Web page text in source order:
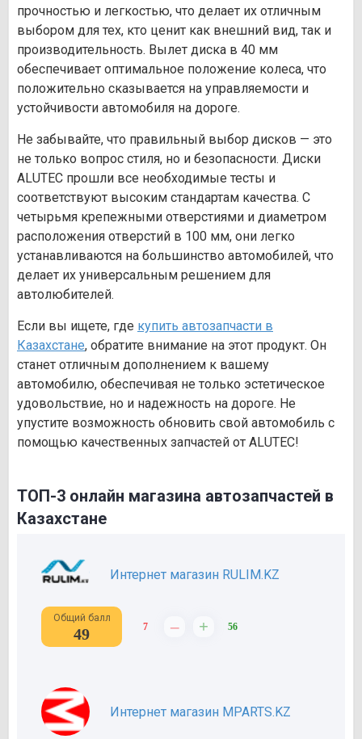
прочностью и легкостью, что делает их отличным
выбором для тех, кто ценит как внешний вид, так и
производительность. Вылет диска в 40 мм
обеспечивает оптимальное положение колеса, что
положительно сказывается на управляемости и
устойчивости автомобиля на дороге.
Не забывайте, что правильный выбор дисков — это
не только вопрос стиля, но и безопасности. Диски
ALUTEC прошли все необходимые тесты и
соответствуют высоким стандартам качества. С
четырьмя крепежными отверстиями и диаметром
расположения отверстий в 100 мм, они легко
устанавливаются на большинство автомобилей, что
делает их универсальным решением для
автолюбителей.
Если вы ищете, где купить автозапчасти в
Казахстане, обратите внимание на этот продукт. Он
станет отличным дополнением к вашему
автомобилю, обеспечивая не только эстетическое
удовольствие, но и надежность на дороге. Не
упустите возможность обновить свой автомобиль с
помощью качественных запчастей от ALUTEC!
ТОП-3 онлайн магазина автозапчастей в
Казахстане
Интернет магазин RULIM.KZ
Общий балл
49 7 – + 56
Интернет магазин MPARTS.KZ